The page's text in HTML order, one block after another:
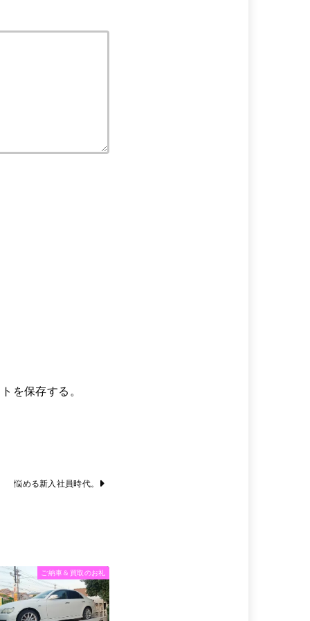
を保存する。
悩める新入社員時代。
ご納車＆買取のお礼